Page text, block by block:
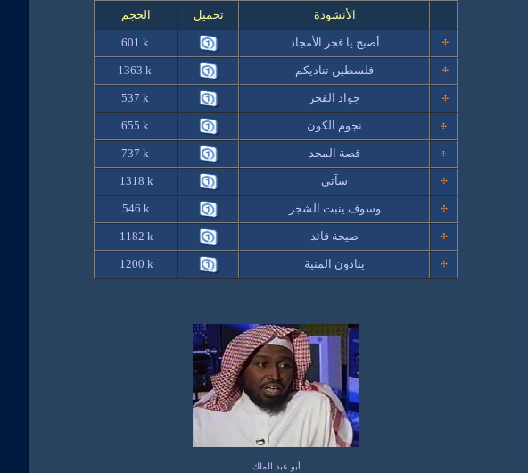
الحجم تحميل الأنشودة
601 k أصبح يا فجر الأمجاد
1363 k فلسطين تناديكم
537 k جواد الفجر
655 k نجوم الكون
737 k قصة المجد
1318 k سآتى
546 k وسوف ينبت الشجر
1182 k صيحة قائد
1200 k ينادون المنية
أبو عبد الملك